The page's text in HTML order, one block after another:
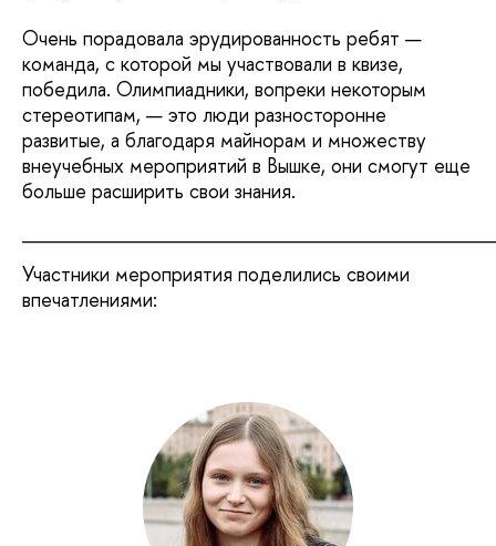
Очень порадовала эрудированность ребят —
команда, с которой мы участвовали в квизе,
победила. Олимпиадники, вопреки некоторым
стереотипам, — это люди разносторонне
развитые, а благодаря майнорам и множеству
внеучебных мероприятий в Вышке, они смогут еще
больше расширить свои знания.
Участники мероприятия поделились своими
впечатлениями: